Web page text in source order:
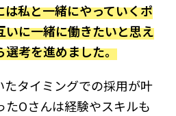
は私と一緒にやっていくポ
いに一緒に働きたいと思え
選考を進めました。
タイミングでの採用が叶
たOさんは経験やスキルも